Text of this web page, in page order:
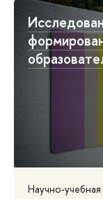
Научно-учебная